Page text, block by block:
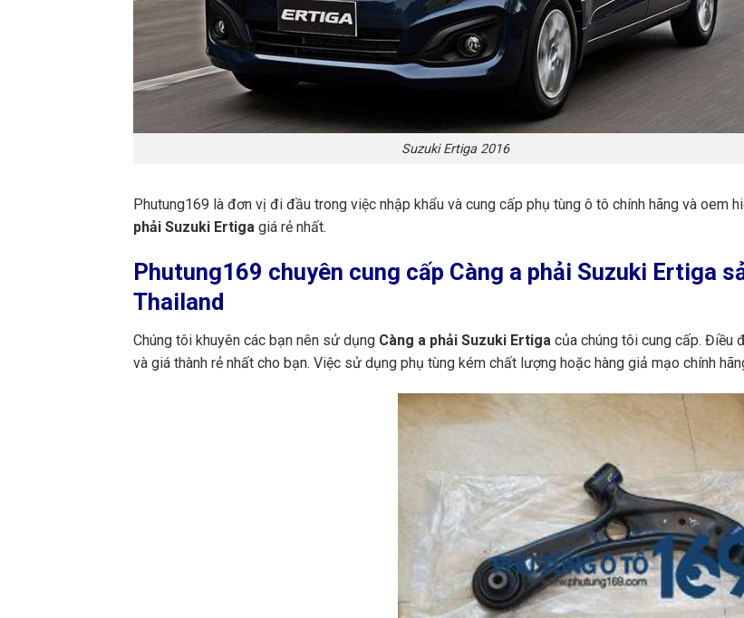
Suzuki Ertiga 2016
Phutung169 là đơn vị đi đầu trong việc nhập khẩu và cung cấp phụ tùng ô tô chính hãng và oem
phải Suzuki Ertiga giá rẻ nhất.
Phutung169 chuyên cung cấp Càng a phải Suzuki Ertiga
Thailand
Chúng tôi khuyên các bạn nên sử dụng Càng a phải Suzuki Ertiga của chúng tôi cung cấp. Điều
và giá thành rẻ nhất cho bạn. Việc sử dụng phụ tùng kém chất lượng hoặc hàng giả mạo chính